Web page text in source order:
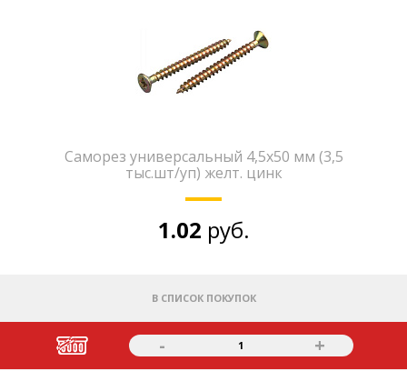
Саморез универсальный 4,5х50 мм (3,5
тыс.шт/уп) желт. цинк
1.02 руб.
В СПИСОК ПОКУПОК
- 1 +